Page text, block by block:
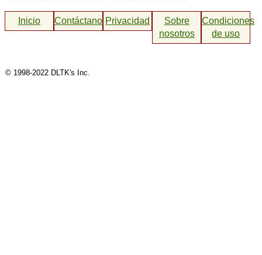
Inicio ContáctanosPrivacidad
Sobre
nosotros
Condiciones
de uso
© 1998-2022 DLTK's Inc.